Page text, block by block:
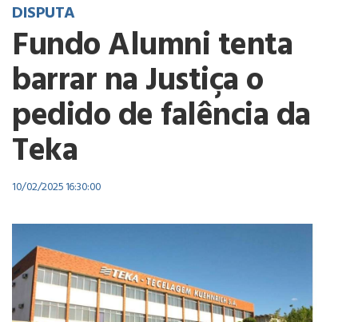
DISPUTA
Fundo Alumni tenta
barrar na Justiça o
pedido de falência da
Teka
10/02/2025 16:30:00